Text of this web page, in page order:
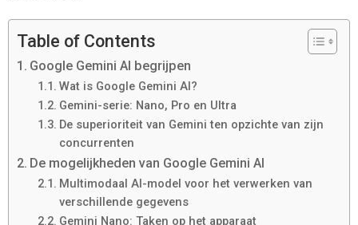
Table of Contents
Google Gemini AI begrijpen
Wat is Google Gemini AI?
Gemini-serie: Nano, Pro en Ultra
De superioriteit van Gemini ten opzichte van zijn
concurrenten
De mogelijkheden van Google Gemini AI
Multimodaal AI-model voor het verwerken van
verschillende gegevens
Gemini Nano: Taken op het apparaat